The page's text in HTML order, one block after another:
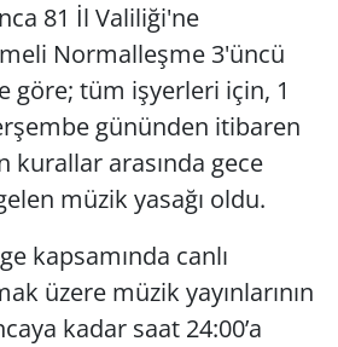
81 İl Valiliği'ne
Normalleşme 3'üncü
göre; tüm işyerleri için, 1
gününden itibaren
kurallar arasında gece
müzik yasağı oldu.
kapsamında canlı
üzere müzik yayınlarının
kadar saat 24:00’a